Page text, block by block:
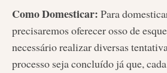
Como Domesticar: Para
precisaremos oferecer osso de
necessário realizar diversas
processo seja concluído já que,